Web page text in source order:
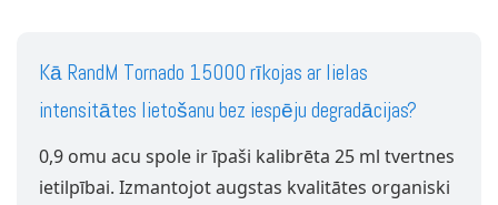
Kā RandM Tornado 15000 rīkojas ar lielas
intensitātes lietošanu bez iespēju degradācijas?
0,9 omu acu spole ir īpaši kalibrēta 25 ml tvertnes
ietilpībai. Izmantojot augstas kvalitātes organiski